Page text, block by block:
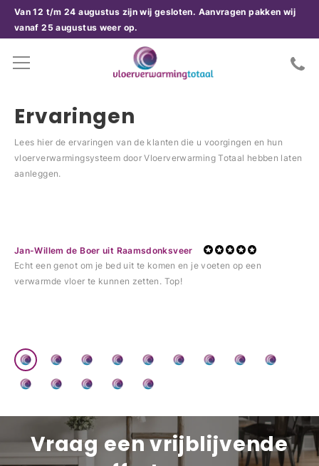
Van 12 t/m 24 augustus zijn wij gesloten. Aanvragen pakken wij
vanaf 25 augustus weer op.
Ervaringen
Lees hier de ervaringen van de klanten die u voorgingen en hun
vloerverwarmingsysteem door Vloerverwarming Totaal hebben laten
aanleggen.
Jan-Willem de Boer uit Raamsdonksveer
Echt een genot om je bed uit te komen en je voeten op een
verwarmde vloer te kunnen zetten. Top!
Vraag een vrijblijvende